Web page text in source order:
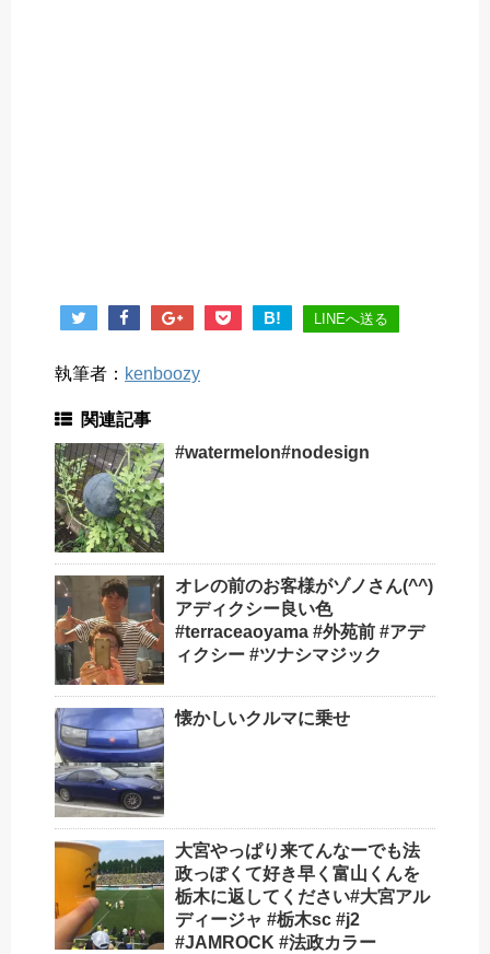
B! LINEへ送る
執筆者： kenboozy
関連記事
#watermelon#nodesign
オレの前のお客様がゾノさん(^^)
アディクシー良い色️
#terraceaoyama #外苑前 #アデ
ィクシー #ツナシマジック
懐かしいクルマに乗せ
大宮やっぱり来てんなーでも法
政っぽくて好き早く富山くんを
栃木に返してください#大宮アル
ディージャ #栃木sc #j2
#JAMROCK #法政カラー